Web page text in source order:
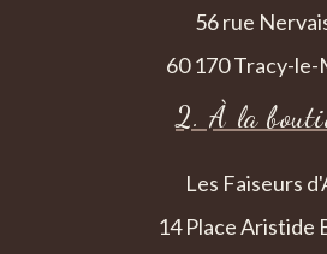
56 rue
60 170 Tracy-
2. À la
Les Faiseurs
14 Place Aristide